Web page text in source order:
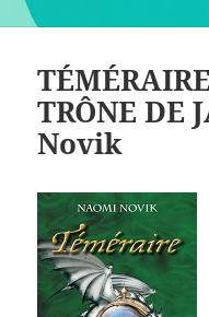
TRÔNE DE
Novik